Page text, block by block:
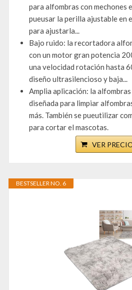
para alfombras con mechones
pueusar la perilla ajustable en
para ajustarla...
Bajo ruido: la recortadora
con un motor gran potencia
una velocidad rotación hasta
diseño ultrasilencioso y baja...
Amplia aplicación: la
diseñada para limpiar
más. También se pueutilizar
para cortar el mascotas.
VER
BESTSELLER NO. 6